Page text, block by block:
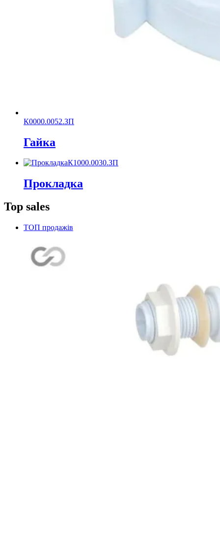
К0000.0052.ЗП
Гайка
К1000.0030.ЗП
Прокладка
Top sales
ТОП продажів